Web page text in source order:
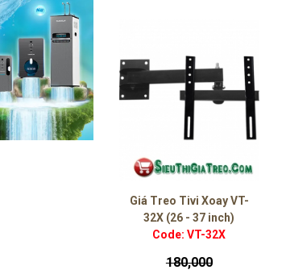
Giá Treo Tivi Xoay VT-
32X (26 - 37 inch)
Code: VT-32X
180,000